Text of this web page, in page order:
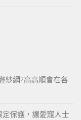
紗網?高高順會在各
保護，讓愛寵人士